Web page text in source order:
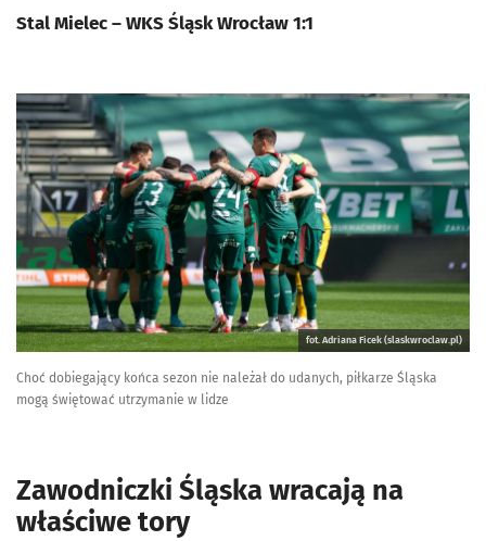
Stal Mielec – WKS Śląsk Wrocław 1:1
fot. Adriana Ficek (slaskwroclaw.pl)
Choć dobiegający końca sezon nie należał do udanych, piłkarze Śląska
mogą świętować utrzymanie w lidze
Zawodniczki Śląska wracają na
właściwe tory